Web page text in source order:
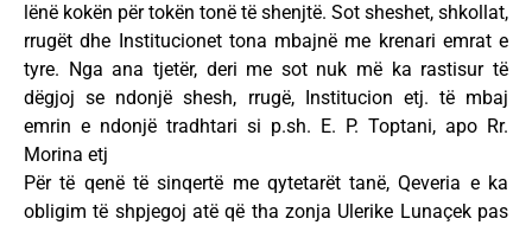
lënë kokën për tokën tonë të shenjtë. Sot sheshet, shkollat,
rrugët dhe Institucionet tona mbajnë me krenari emrat e
tyre. Nga ana tjetër, deri me sot nuk më ka rastisur të
dëgjoj se ndonjë shesh, rrugë, Institucion etj. të mbaj
emrin e ndonjë tradhtari si p.sh. E. P. Toptani, apo Rr.
Morina etj
Për të qenë të sinqertë me qytetarët tanë, Qeveria e ka
obligim të shpjegoj atë që tha zonja Ulerike Lunaçek pas